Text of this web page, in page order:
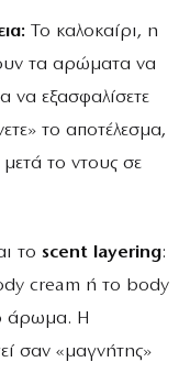
Το καλοκαίρι, η
τα αρώματα να
να εξασφαλίσετε
το αποτέλεσμα,
το ντους σε
το scent layering:
cream ή το body
άρωμα. Η
σαν «μαγνήτης»